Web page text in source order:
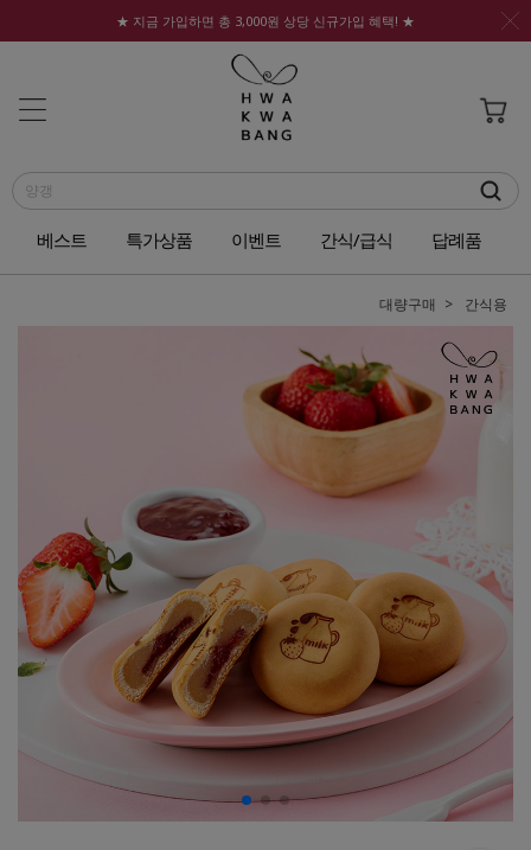
★ 지금 가입하면 총 3,000원 상당 신규가입 혜택! ★
베스트 특가상품 이벤트 간식/급식 답례품
대량구매 간식용